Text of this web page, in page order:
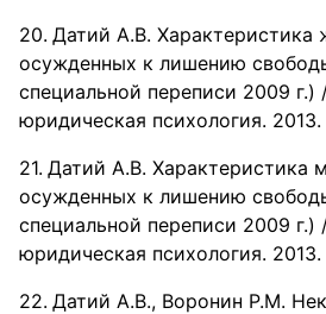
Датий А.В. Характеристика
осужденных к лишению
специальной переписи 2009
юридическая психология.
Датий А.В. Характеристика
осужденных к лишению
специальной переписи 2009
юридическая психология.
Датий А.В., Воронин Р.М.